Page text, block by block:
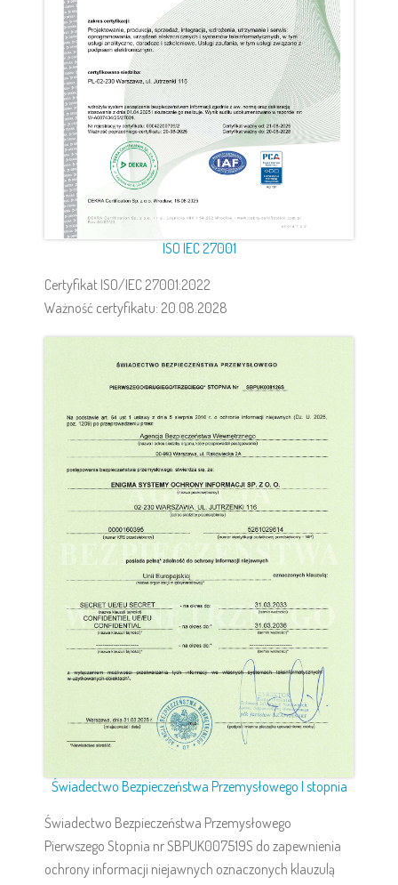
ISO IEC 27001
Certyfikat ISO/IEC 27001:2022
Ważność certyfikatu: 20.08.2028
Świadectwo Bezpieczeństwa Przemysłowego I stopnia
Świadectwo Bezpieczeństwa Przemysłowego
Pierwszego Stopnia nr SBPUK007519S do zapewnienia
ochrony informacji niejawnych oznaczonych klauzulą